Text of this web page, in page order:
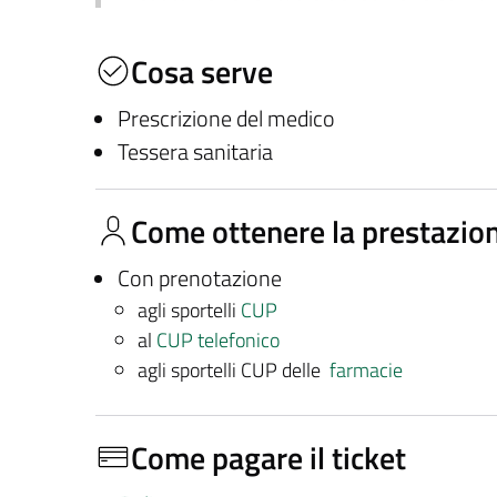
Cosa serve
Prescrizione del medico
Tessera sanitaria
Come ottenere la
Con prenotazione
agli sportelli CUP
al CUP telefonico
agli sportelli CUP delle farmacie
Come pagare il ticket